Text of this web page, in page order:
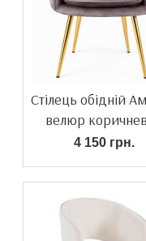
Стілець обідній
велюр
4 150 грн.